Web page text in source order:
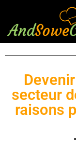
secteur
raisons